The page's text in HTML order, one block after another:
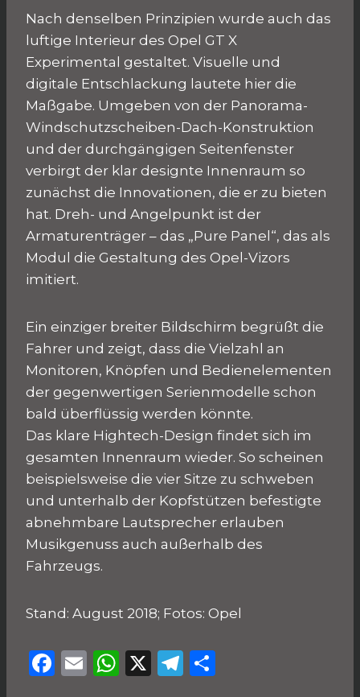
Nach denselben Prinzipien wurde auch das
luftige Interieur des Opel GT X
Experimental gestaltet. Visuelle und
digitale Entschlackung lautete hier die
Maßgabe. Umgeben von der Panorama-
Windschutzscheiben-Dach-Konstruktion
und der durchgängigen Seitenfenster
verbirgt der klar designte Innenraum so
zunächst die Innovationen, die er zu bieten
hat. Dreh- und Angelpunkt ist der
Armaturenträger – das „Pure Panel“, das als
Modul die Gestaltung des Opel-Vizors
imitiert.
Ein einziger breiter Bildschirm begrüßt die
Fahrer und zeigt, dass die Vielzahl an
Monitoren, Knöpfen und Bedienelementen
der gegenwertigen Serienmodelle schon
bald überflüssig werden könnte.
Das klare Hightech-Design findet sich im
gesamten Innenraum wieder. So scheinen
beispielsweise die vier Sitze zu schweben
und unterhalb der Kopfstützen befestigte
abnehmbare Lautsprecher erlauben
Musikgenuss auch außerhalb des
Fahrzeugs.
Stand: August 2018; Fotos: Opel
F
E
W X
T